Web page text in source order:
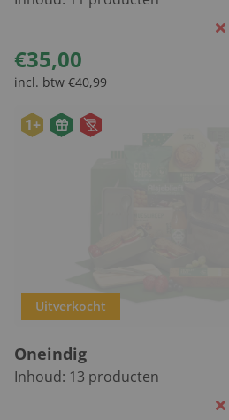
€35,00
incl. btw €40,99
1+
Uitverkocht
Oneindig
Inhoud: 13 producten